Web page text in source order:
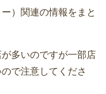
）関連の情報をまと
多いのですが一部店
で注意してくださ